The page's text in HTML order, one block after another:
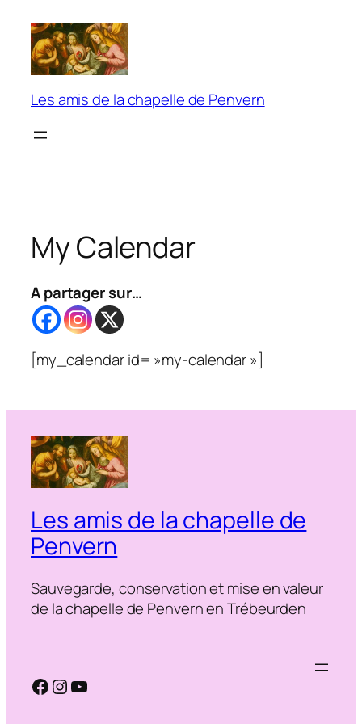
contenu
Les amis de la chapelle de Penvern
My Calendar
A partager sur…
[my_calendar id= »my-calendar »]
Les amis de la chapelle de
Penvern
Sauvegarde, conservation et mise en valeur
de la chapelle de Penvern en Trébeurden
Facebook
Instagram
YouTube